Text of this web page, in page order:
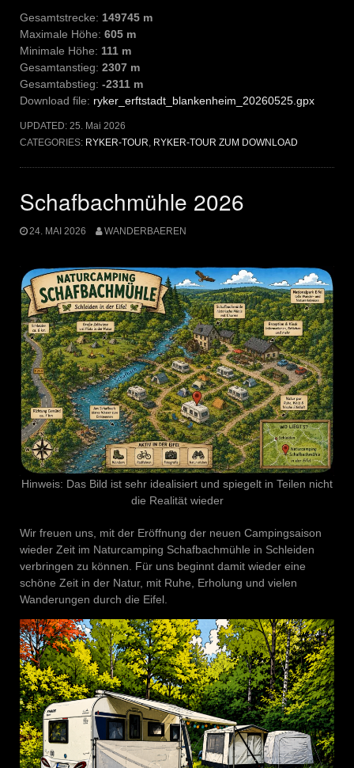
Gesamtstrecke: 149745 m
Maximale Höhe: 605 m
Minimale Höhe: 111 m
Gesamtanstieg: 2307 m
Gesamtabstieg: -2311 m
Download file: ryker_erftstadt_blankenheim_20260525.gpx
UPDATED: 25. Mai 2026
CATEGORIES: RYKER-TOUR, RYKER-TOUR ZUM DOWNLOAD
Schafbachmühle 2026
24. MAI 2026 WANDERBAEREN
Hinweis: Das Bild ist sehr idealisiert und spiegelt in Teilen nicht
die Realität wieder
Wir freuen uns, mit der Eröffnung der neuen Campingsaison
wieder Zeit im Naturcamping Schafbachmühle in Schleiden
verbringen zu können. Für uns beginnt damit wieder eine
schöne Zeit in der Natur, mit Ruhe, Erholung und vielen
Wanderungen durch die Eifel.